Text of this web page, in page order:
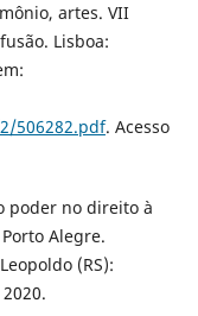
artes. VII
Lisboa:
506282.pdf. Acesso
poder no direito à
Alegre.
(RS):